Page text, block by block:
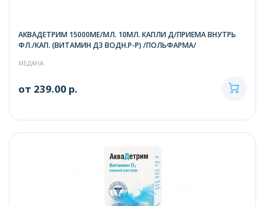
АКВАДЕТРИМ 15000МЕ/МЛ. 10МЛ. КАПЛИ Д/ПРИЕМА ВНУТРЬ
ФЛ./КАП. (ВИТАМИН Д3 ВОДН.Р-Р) /ПОЛЬФАРМА/
МЕДАНА
от 239.00 р.